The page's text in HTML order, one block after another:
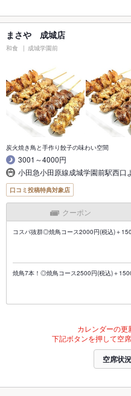
まさや 成城店
和食 成城学園前
炭火焼き鳥と手作り餃子の味わい空間
3001～4000円
小田急小田原線成城学園前駅西口
口コミ投稿特典対象店
クーポン
コスパ抜群◎焼鳥コース2000円(税込)＋
焼鳥7本！◎焼鳥コース2500円(税込)＋
カレンダーの更
下記ボタンを押して空
空席状